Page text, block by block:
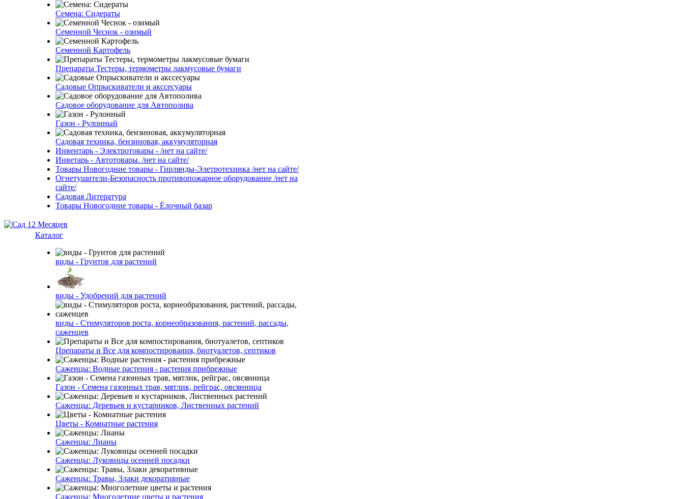
Семена: Сидераты
Семенной Чеснок - озимый
Семенной Картофель
Препараты Тестеры, термометры лакмусовые бумаги
Садовые Опрыскиватели и акссесуары
Садовое оборудование для Автополива
Газон - Рулонный
Садовая техника, бензиновая, аккумуляторная
Инвентарь - Электротовары - /нет на сайте/
Инветарь - Автотовары. /нет на сайте/
Товары Новогодние товары - Гирлянды-Элетротехника /нет на сайте/
Огнетушители-Безопасность противопожарное оборудование /нет на
сайте/
Садовая Литература
Товары Новогодние товары - Ёлочный базар
Каталог
виды - Грунтов для растений
виды - Удобрений для растений
виды - Стимуляторов роста, корнеобразования, растений, рассады,
саженцев
Препараты и Все для компостирования, биотуалетов, септиков
Саженцы: Водные растения - растения прибрежные
Газон - Семена газонных трав, мятлик, рейграс, овсянница
Саженцы: Деревьев и кустарников, Лиственных растений
Цветы - Комнатные растения
Саженцы: Лианы
Саженцы: Луковицы осенней посадки
Саженцы: Травы, Злаки декоративные
Саженцы: Многолетние цветы и растения